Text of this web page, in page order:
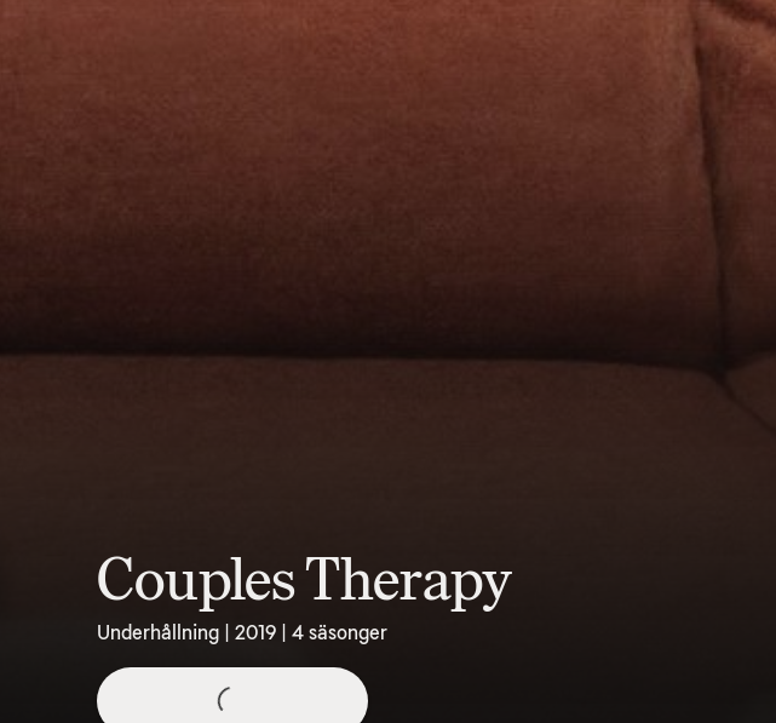
Couples Therapy
Underhållning | 2019 | 4 säsonger